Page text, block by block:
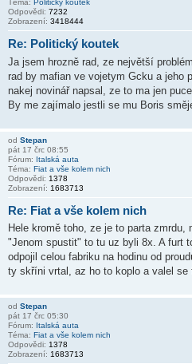
Téma: Politický koutek
Odpovědi: 7232
Zobrazení: 3418444
Re: Politický koutek
Ja jsem hrozně rad, ze největší
rad by mafian ve vojetym Gcku a jeho
nakej novinář napsal, ze to ma jen
By me zajímalo jestli se mu Boris
od Stepan
pát 17 črc 08:55
Fórum: Italská auta
Téma: Fiat a vše kolem nich
Odpovědi: 1378
Zobrazení: 1683713
Re: Fiat a vše kolem nich
Hele kromě toho, ze je to parta
"Jenom spustit" to tu uz byli 8x. A furt
odpojil celou fabriku na hodinu od
ty skříni vrtal, az ho to koplo a valel
od Stepan
pát 17 črc 05:30
Fórum: Italská auta
Téma: Fiat a vše kolem nich
Odpovědi: 1378
Zobrazení: 1683713